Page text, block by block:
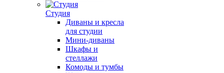
Студия
Диваны и кресла
для студии
Мини-диваны
Шкафы и
стеллажи
Комоды и тумбы